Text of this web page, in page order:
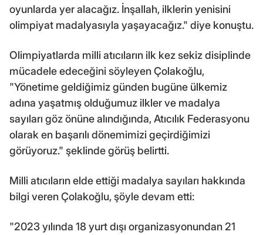
oyunlarda yer alacağız. İnşallah, ilklerin yenisini
olimpiyat madalyasıyla yaşayacağız." diye konuştu.
Olimpiyatlarda milli atıcıların ilk kez sekiz disiplinde
mücadele edeceğini söyleyen Çolakoğlu,
"Yönetime geldiğimiz günden bugüne ülkemiz
adına yaşatmış olduğumuz ilkler ve madalya
sayıları göz önüne alındığında, Atıcılık Federasyonu
olarak en başarılı dönemimizi geçirdiğimizi
görüyoruz." şeklinde görüş belirtti.
Milli atıcıların elde ettiği madalya sayıları hakkında
bilgi veren Çolakoğlu, şöyle devam etti:
"2023 yılında 18 yurt dışı organizasyonundan 21